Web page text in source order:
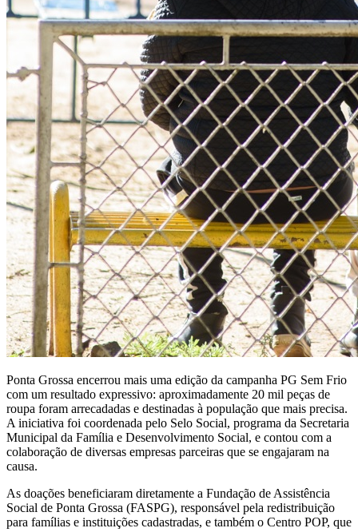
Ponta Grossa encerrou mais uma edição da campanha PG Sem Frio
com um resultado expressivo: aproximadamente 20 mil peças de
roupa foram arrecadadas e destinadas à população que mais precisa.
A iniciativa foi coordenada pelo Selo Social, programa da Secretaria
Municipal da Família e Desenvolvimento Social, e contou com a
colaboração de diversas empresas parceiras que se engajaram na
causa.
As doações beneficiaram diretamente a Fundação de Assistência
Social de Ponta Grossa (FASPG), responsável pela redistribuição
para famílias e instituições cadastradas, e também o Centro POP, que